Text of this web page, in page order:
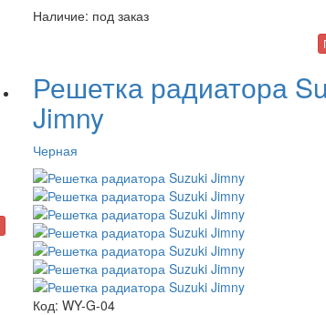
Наличие: под заказ
Решетка радиатора
Jimny
Черная
Код: WY-G-04